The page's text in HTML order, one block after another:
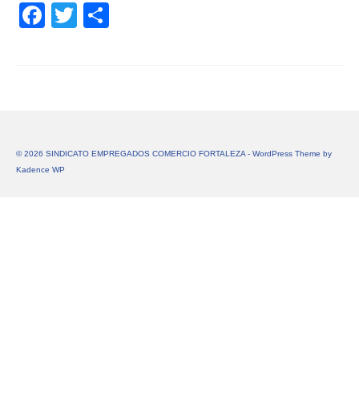
Facebook
Twitter
© 2026 SINDICATO EMPREGADOS COMERCIO FORTALEZA - WordPress Theme by
Kadence WP